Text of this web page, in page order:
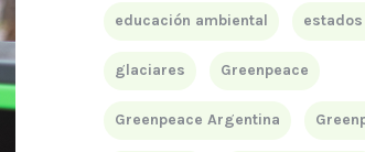
educación ambiental
glaciares Greenpeace
Greenpeace Argentina